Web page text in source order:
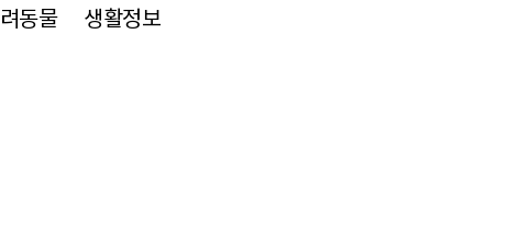
동물 생활정보